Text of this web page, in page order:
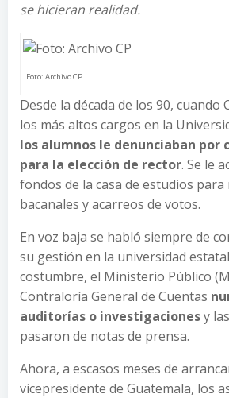
se hicieran realidad.
Foto: Archivo CP
Desde la década de los 90, cuando
los más altos cargos en la
los alumnos le denunciaban por
para la elección de rector. Se le
fondos de la casa de estudios
bacanales y acarreos de votos.
En voz baja se habló siempre de
su gestión en la universidad
costumbre, el Ministerio Público
Contraloría General de Cuentas
auditorías o investigacionesy
pasaron de notas de prensa.
Ahora, a escasos meses de
vicepresidente de Guatemala, los